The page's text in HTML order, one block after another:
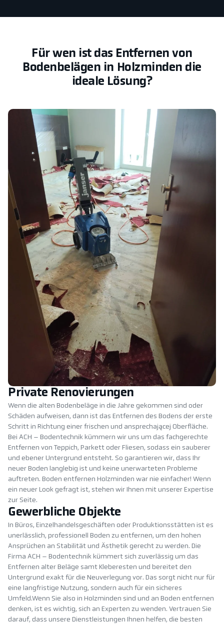
Für wen ist das Entfernen von
Bodenbelägen in Holzminden die
ideale Lösung?
Private Renovierungen
Wenn die alten Bodenbeläge in die Jahre gekommen sind oder
Schäden aufweisen, dann ist das Entfernen des Bodens der erste
Schritt in Richtung einer frischen und ansprechającej Oberfläche.
Bei ACH – Bodentechnik kümmern wir uns um das fachgerechte
Entfernen von Teppich, Parkett oder Fliesen, sodass ein sauberer
und ebener Untergrund entsteht. So garantieren wir, dass Ihr
neuer Boden langlebig ist und keine unerwarteten Probleme
auftreten. Boden entfernen Holzminden war nie einfacher! Wenn
ein neuer Look gefragt ist, stehen wir Ihnen mit unserer Expertise
zur Seite.
Gewerbliche Objekte
In Büros, Einzelhandelsgeschäften oder Produktionsstätten ist es
unerlässlich, professionell Boden zu entfernen, um den hohen
Ansprüchen an Stabilität und Ästhetik gerecht zu werden. Die
Firma ACH – Bodentechnik kümmert sich zuverlässig um das
Entfernen alter Beläge samt Kleberesten und bereitet den
Untergrund exakt für die Neuverlegung vor. Das sorgt nicht nur für
eine langfristige Nutzung, sondern auch für ein sicheres
Umfeld.Wenn Sie also in Holzminden sind und an Boden entfernen
denken, ist es wichtig, sich an Experten zu wenden. Vertrauen Sie
darauf, dass unsere Dienstleistungen Ihnen helfen, die besten